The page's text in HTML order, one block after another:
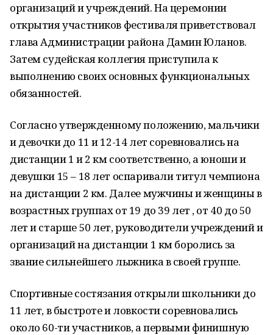
организаций и учреждений. На церемонии
открытия участников фестиваля приветствовал
глава Администрации района Дамин Юланов.
Затем судейская коллегия приступила к
выполнению своих основных функциональных
обязанностей.
Согласно утвержденному положению, мальчики
и девочки до 11 и 12-14 лет соревновались на
дистанции 1 и 2 км соответственно, а юноши и
девушки 15 – 18 лет оспаривали титул чемпиона
на дистанции 2 км. Далее мужчины и женщины в
возрастных группах от 19 до 39 лет , от 40 до 50
лет и старше 50 лет, руководители учреждений и
организаций на дистанции 1 км боролись за
звание сильнейшего лыжника в своей группе.
Спортивные состязания открыли школьники до
11 лет, в быстроте и ловкости соревновались
около 60-ти участников, а первыми финишную